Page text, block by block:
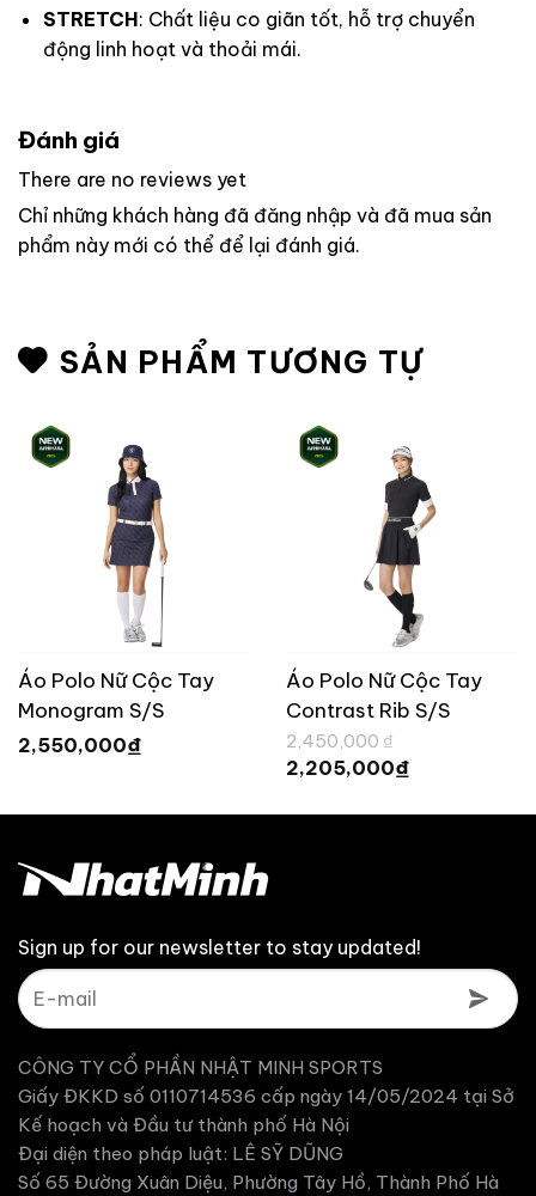
STRETCH: Chất liệu co giãn tốt, hỗ trợ chuyển
động linh hoạt và thoải mái.
Đánh giá
There are no reviews yet
Chỉ những khách hàng đã đăng nhập và đã mua sản
phẩm này mới có thể để lại đánh giá.
SẢN PHẨM TƯƠNG TỰ
Áo Polo Nữ Cộc Tay
Monogram S/S
TaylorMade UN682
2,550,000₫
Áo Polo Nữ Cộc Tay
Contrast Rib S/S
TaylorMade UN683
2,450,000 ₫
gốc
là:
2,205,000₫
là:
Sign up for our newsletter to stay updated!
CÔNG TY CỔ PHẦN NHẬT MINH SPORTS
Giấy ĐKKD số 0110714536 cấp ngày 14/05/2024 tại Sở
Kế hoạch và Đầu tư thành phố Hà Nội
Đại diện theo pháp luật: LÊ SỸ DŨNG
Số 65 Đường Xuân Diệu, Phường Tây Hồ, Thành Phố Hà